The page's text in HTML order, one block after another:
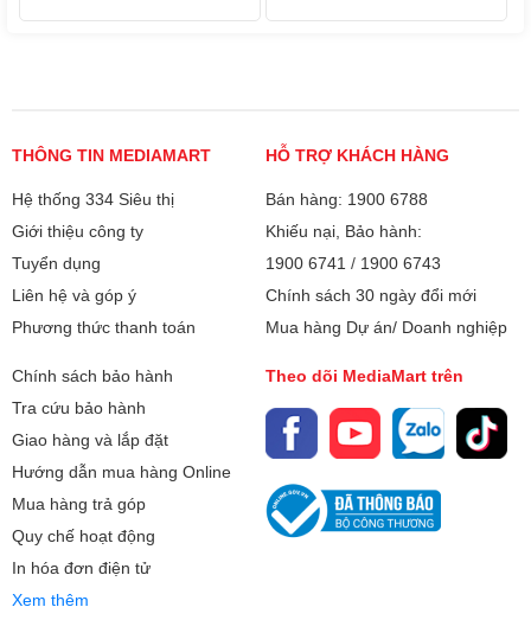
lắp xong đã chảy nước, làm
thuật. Vậy lắp đặt điều hòa cần
lưu ý những gì? Hãy cùng điểm
các sai lầm đắt giá mà bạn cần
đặc biệt giám sát khi thợ thi
công tại nhà.
tâm lớn từ người tiêu dùng, đặc
vừa và nhỏ. Vậy điều hòa 9000
BTU dùng cho phòng bao nhiêu
chính xác nhằm tối ưu hóa chi
phí đầu tư và hóa đơn tiền điện
THÔNG TIN MEDIAMART
Hệ thống 334 Siêu thị
Giới thiệu công ty
Tuyển dụng
Liên hệ và góp ý
Phương thức thanh toán
HỖ TRỢ KHÁCH HÀNG
Bán hàng: 1900 6788
Khiếu nại, Bảo hành:
1900 6741 / 1900 6743
Chính sách 30 ngày đổi mới
Mua hàng Dự án/ Doanh nghiệp
Chính sách bảo hành
Tra cứu bảo hành
Giao hàng và lắp đặt
Hướng dẫn mua hàng Online
Mua hàng trả góp
Quy chế hoạt động
In hóa đơn điện tử
Xem thêm
Theo dõi MediaMart trên